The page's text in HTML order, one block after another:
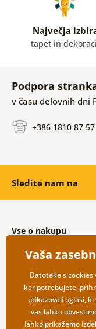
Največja
tapet in
Podpora
v času delovnih dni
+386 1810 87 57
Sledite nam na
Vse o nakupu
Splošni in reklamacijski
Varovanje osebnih
Možnosti dostave in
Vračilo blaga
Vaša
Datoteke s
kar potrebujete,
prikazovali oglasi,
vas lahko
lahko prikažemo